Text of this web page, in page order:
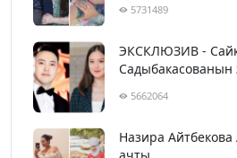
5731489
ЭКСКЛЮЗИВ -
Садыбакасованын
5662064
Назира